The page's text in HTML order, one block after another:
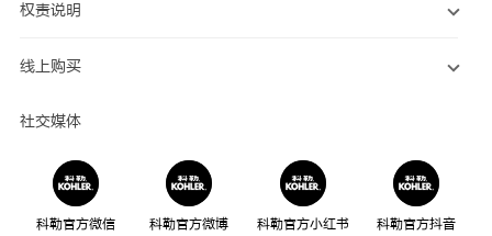
权责说明
线上购买
社交媒体
科勒官方微信 科勒官方微博 科勒官方小红书 科勒官方抖音